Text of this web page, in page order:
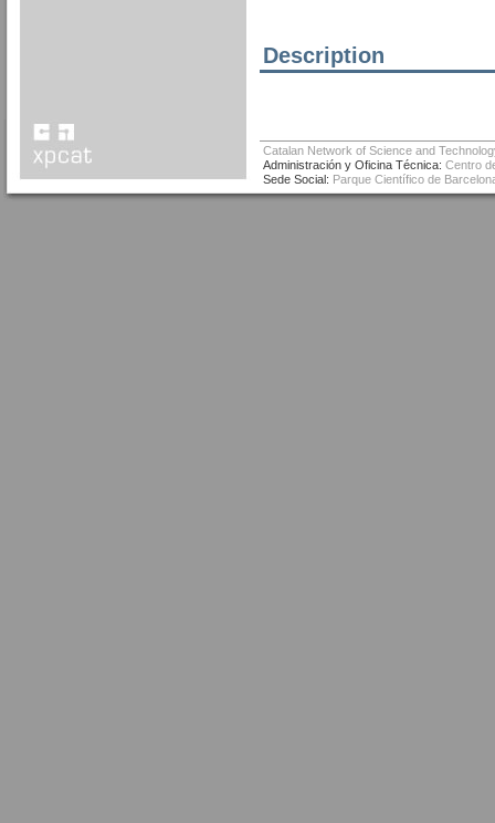
Description
Catalan Network of Science and
Administración y Oficina Técnica: Centro
Sede Social: Parque Científico de